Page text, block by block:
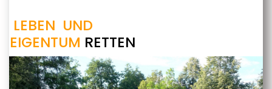
LEBEN UND
EIGENTUM RETTEN